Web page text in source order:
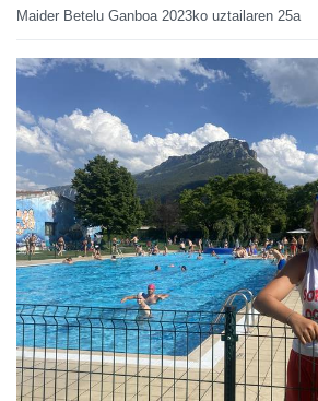
Maider Betelu Ganboa 2023ko uztailaren 25a